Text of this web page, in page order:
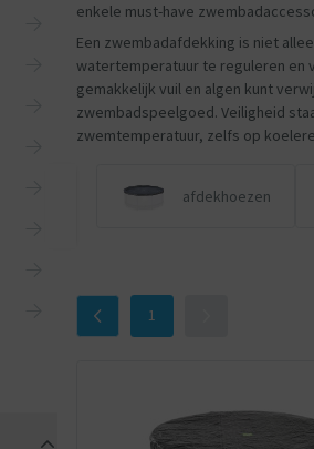
enkele must-have
Een zwembadafdekking is niet
watertemperatuur te reguleren en
gemakkelijk vuil en algen kunt
zwembadspeelgoed. Veiligheid
zwemtemperatuur, zelfs op
afdekhoezen
1